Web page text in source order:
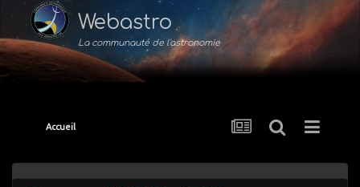
Webastro
La communauté de l'astronomie
Accueil